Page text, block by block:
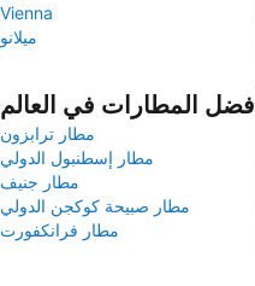
Vienna
ميلانو
أفضل المطارات في العالم
مطار ترابزون
مطار إسطنبول الدولي
مطار جنيف
مطار صبيحة كوكجن الدولي
مطار فرانكفورت